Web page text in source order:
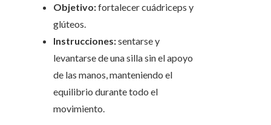
Objetivo:fortalecer cuádriceps y
glúteos.
Instrucciones:sentarse y
levantarse de una silla sin el apoyo
de las manos, manteniendo el
equilibrio durante todo el
movimiento.